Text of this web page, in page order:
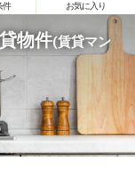
件 お気に入り
物件(賃貸マン